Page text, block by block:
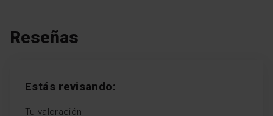
Manual de usuario
Reseñas
Estás revisando:
Tu valoración